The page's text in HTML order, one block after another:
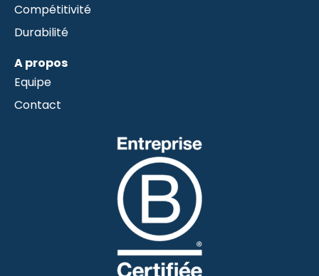
Compétitivité
Durabilité
A propos
Equipe
Contact